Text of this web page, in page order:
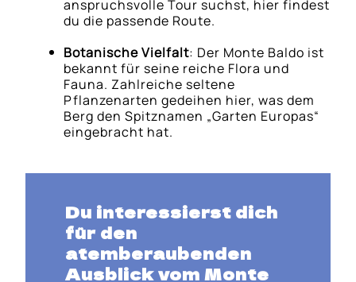
anspruchsvolle Tour suchst, hier findest
du die passende Route.
Botanische Vielfalt: Der Monte Baldo ist
bekannt für seine reiche Flora und
Fauna. Zahlreiche seltene
Pflanzenarten gedeihen hier, was dem
Berg den Spitznamen „Garten Europas“
eingebracht hat.
Du interessierst dich
für den
atemberaubenden
Ausblick vom Monte